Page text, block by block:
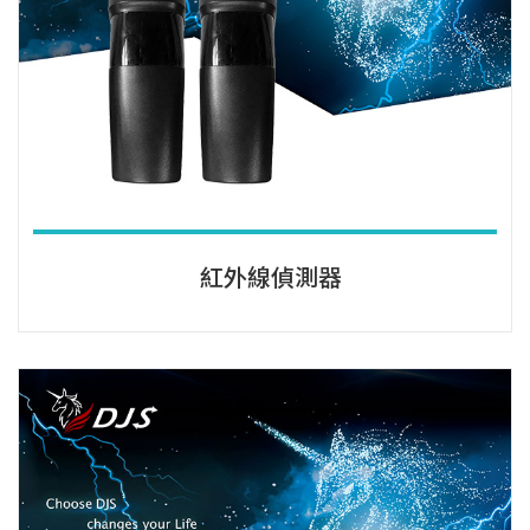
紅外線偵測器